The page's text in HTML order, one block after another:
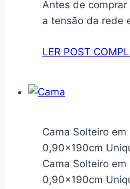
Antes de
a tensão da rede
LER POST
Cama Solteiro
0,90x190cm
Cama Solteiro
0,90x190cm